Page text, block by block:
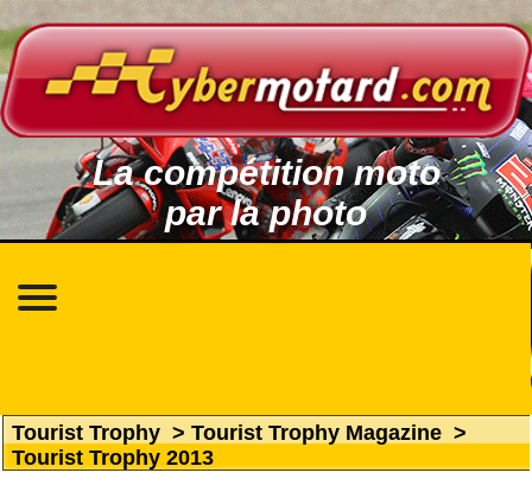
La compétition moto
par la photo
Tourist Trophy > Tourist Trophy Magazine >
Tourist Trophy 2013